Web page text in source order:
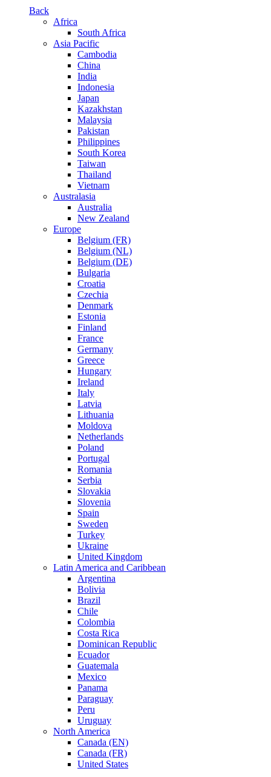
Back
Africa
South Africa
Asia Pacific
Cambodia
China
India
Indonesia
Japan
Kazakhstan
Malaysia
Pakistan
Philippines
South Korea
Taiwan
Thailand
Vietnam
Australasia
Australia
New Zealand
Europe
Belgium (FR)
Belgium (NL)
Belgium (DE)
Bulgaria
Croatia
Czechia
Denmark
Estonia
Finland
France
Germany
Greece
Hungary
Ireland
Italy
Latvia
Lithuania
Moldova
Netherlands
Poland
Portugal
Romania
Serbia
Slovakia
Slovenia
Spain
Sweden
Turkey
Ukraine
United Kingdom
Latin America and Caribbean
Argentina
Bolivia
Brazil
Chile
Colombia
Costa Rica
Dominican Republic
Ecuador
Guatemala
Mexico
Panama
Paraguay
Peru
Uruguay
North America
Canada (EN)
Canada (FR)
United States